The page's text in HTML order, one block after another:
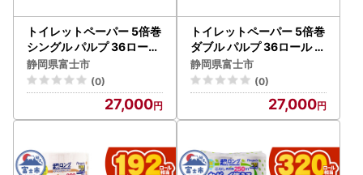
トイレットペーパー 5倍巻
シングル パルプ 36ロール
トイレット [sf002-617]
静岡県富士市
(0)
27,000
トイレットペーパー 5倍巻
ダブル パルプ 36ロール ト
イレット [sf002-618]
静岡県富士市
(0)
27,000